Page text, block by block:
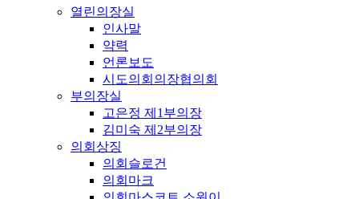
열린의장실
인사말
약력
언론보도
시도의회의장협의회
부의장실
고은정 제1부의장
김미숙 제2부의장
의회상징
의회슬로건
의회마크